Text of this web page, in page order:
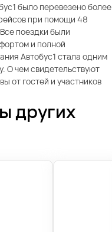
было перевезено более
при помощи 48
поездки были
и полной
Автобус1 стала одним
О чем свидетельствуют
от гостей и участников
других